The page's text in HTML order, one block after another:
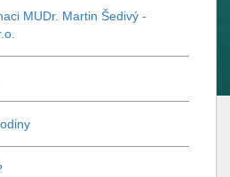
MUDr. Martin Šedivý -